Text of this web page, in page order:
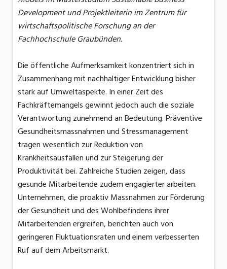
Development und Projektleiterin im Zentrum für
wirtschaftspolitische Forschung an der
Fachhochschule Graubünden.
Die öffentliche Aufmerksamkeit konzentriert sich in
Zusammenhang mit nachhaltiger Entwicklung bisher
stark auf Umweltaspekte. In einer Zeit des
Fachkräftemangels gewinnt jedoch auch die soziale
Verantwortung zunehmend an Bedeutung. Präventive
Gesundheitsmassnahmen und Stressmanagement
tragen wesentlich zur Reduktion von
Krankheitsausfällen und zur Steigerung der
Produktivität bei. Zahlreiche Studien zeigen, dass
gesunde Mitarbeitende zudem engagierter arbeiten.
Unternehmen, die proaktiv Massnahmen zur Förderung
der Gesundheit und des Wohlbefindens ihrer
Mitarbeitenden ergreifen, berichten auch von
geringeren Fluktuationsraten und einem verbesserten
Ruf auf dem Arbeitsmarkt.